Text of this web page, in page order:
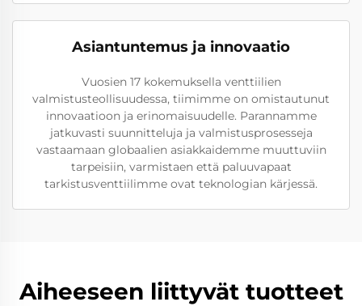
Asiantuntemus ja innovaatio
Vuosien 17 kokemuksella venttiilien
valmistusteollisuudessa, tiimimme on omistautunut
innovaatioon ja erinomaisuudelle. Parannamme
jatkuvasti suunnitteluja ja valmistusprosesseja
vastaamaan globaalien asiakkaidemme muuttuviin
tarpeisiin, varmistaen että paluuvapaat
tarkistusventtiilimme ovat teknologian kärjessä.
Aiheeseen liittyvät tuotteet